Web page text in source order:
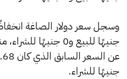
جنيهًا للشراء.